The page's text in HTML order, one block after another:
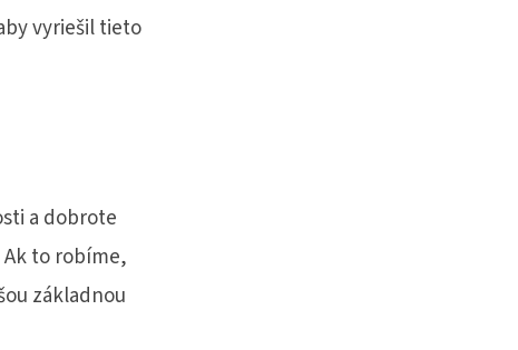
vyriešil tieto
a dobrote
to robíme,
základnou